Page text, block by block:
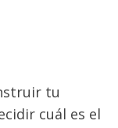
tu
cuál es el